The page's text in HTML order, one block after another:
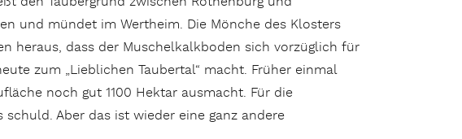
und mündet im Wertheim. Die Mönche des Klosters
heraus, dass der Muschelkalkboden sich vorzüglich für
zum „Lieblichen Taubertal“ macht. Früher einmal
noch gut 1100 Hektar ausmacht. Für die
Aber das ist wieder eine ganz andere